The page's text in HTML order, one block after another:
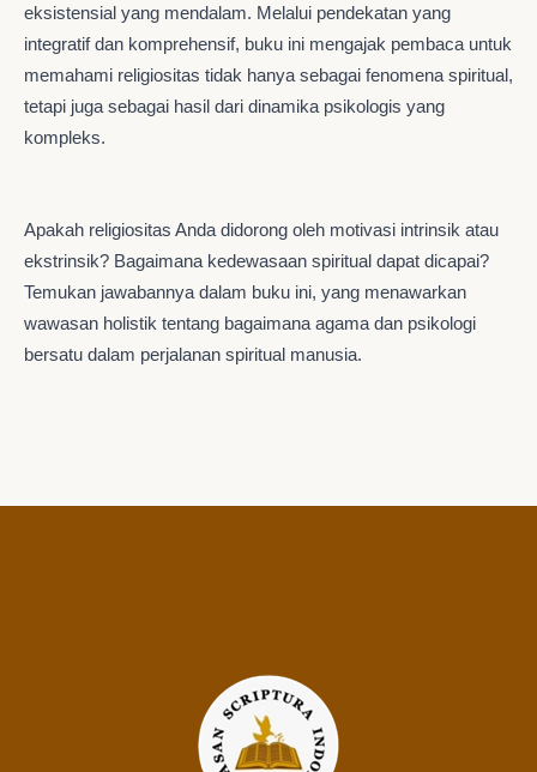
eksistensial yang mendalam. Melalui pendekatan yang
integratif dan komprehensif, buku ini mengajak pembaca untuk
memahami religiositas tidak hanya sebagai fenomena spiritual,
tetapi juga sebagai hasil dari dinamika psikologis yang
kompleks.
Apakah religiositas Anda didorong oleh motivasi intrinsik atau
ekstrinsik? Bagaimana kedewasaan spiritual dapat dicapai?
Temukan jawabannya dalam buku ini, yang menawarkan
wawasan holistik tentang bagaimana agama dan psikologi
bersatu dalam perjalanan spiritual manusia.